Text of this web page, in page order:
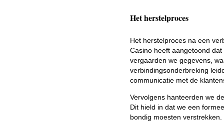
Het herstelproces
Het herstelproces na een
Casino heeft aangetoond
vergaarden we gegevens,
verbindingsonderbreking
communicatie met de
Vervolgens hanteerden we
Dit hield in dat we een
bondig moesten